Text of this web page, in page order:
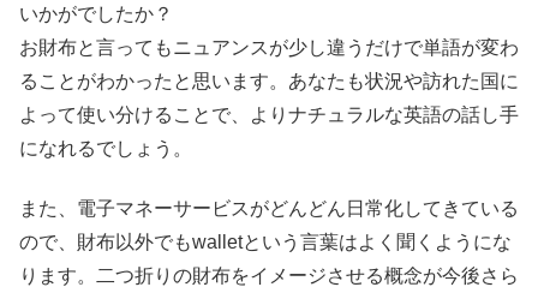
いかがでしたか？
お財布と言ってもニュアンスが少し違うだけで単語が変わ
ることがわかったと思います。あなたも状況や訪れた国に
よって使い分けることで、よりナチュラルな英語の話し手
になれるでしょう。
また、電子マネーサービスがどんどん日常化してきている
ので、財布以外でもwalletという言葉はよく聞くようにな
ります。二つ折りの財布をイメージさせる概念が今後さら